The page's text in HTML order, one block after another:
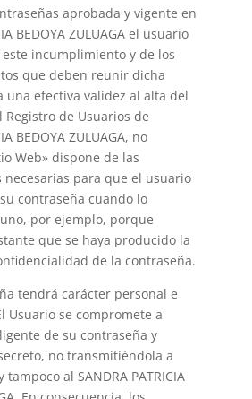
aprobada y vigente en
BEDOYA ZULUAGA el usuario
incumplimiento y de los
que deben reunir dicha
una efectiva validez al alta del
Registro de Usuarios de
BEDOYA ZULUAGA, no
Web» dispone de las
para que el usuario
contraseña cuando lo
por ejemplo, porque
que se haya producido la
de la contraseña.
tendrá carácter personal e
Usuario se compromete a
de su contraseña y
no transmitiéndola a
al SANDRA PATRICIA